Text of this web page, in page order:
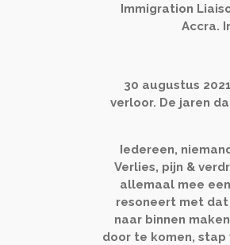
Immigration
Accra.
30 augustus
verloor. De jaren
Iedereen,
Verlies, pijn &
allemaal mee
resoneert met dat
naar binnen
door te komen, stap